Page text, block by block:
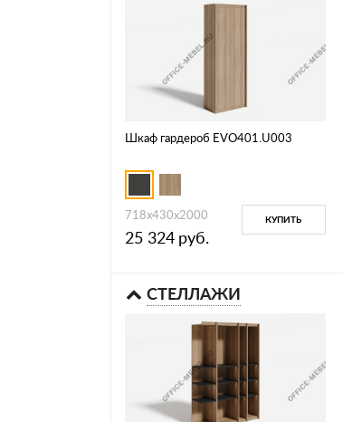
Шкаф гардероб EVO401.U003
718х430х2000
25 324 руб.
КУПИТЬ
СТЕЛЛАЖИ